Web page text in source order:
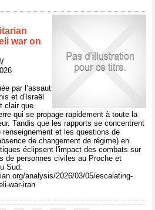
war on
par l’assaut
et d'Israël
clair que
qui se propage rapidement à toute la
Tandis que les rapports se concentrent
et les questions de
de changement de régime) en
éclipsent l'impact des combats sur
de personnes civiles au Proche et
Sud.
analysis/2026/03/05/escalating-
war-iran